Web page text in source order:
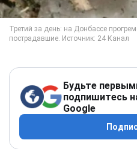
Будьте
подпишитесь
Google